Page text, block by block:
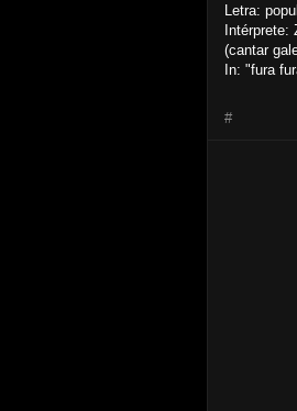
Letra:
Intérprete:
(cantar
In: "fura
#